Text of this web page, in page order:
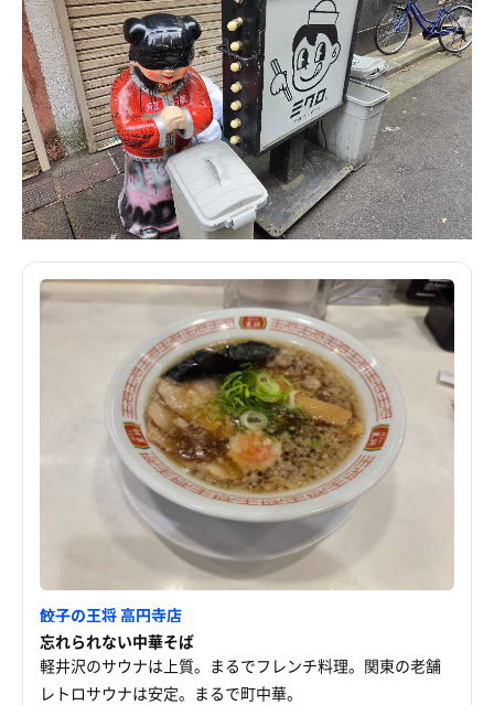
餃子の王将 高円寺店
忘れられない中華そば
軽井沢のサウナは上質。まるでフレンチ料理。関東の老舗
レトロサウナは安定。まるで町中華。